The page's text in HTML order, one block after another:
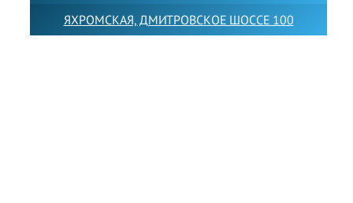
ЯХРОМСКАЯ, ДМИТРОВСКОЕ ШОССЕ 100